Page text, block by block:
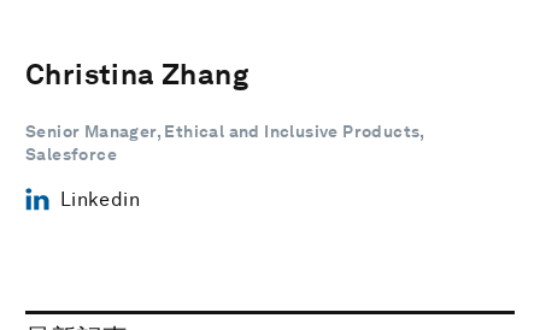
Christina Zhang
Senior Manager, Ethical and Inclusive Products,
Salesforce
Linkedin